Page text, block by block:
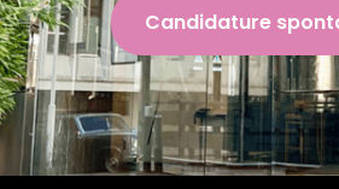
Candidature